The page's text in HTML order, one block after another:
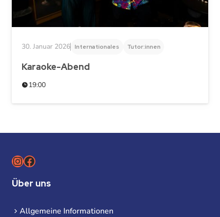
30. Januar 2026 Internationales Tutor:innen
Karaoke-Abend
19:00
Instagram
Facebook
Über uns
Allgemeine Informationen